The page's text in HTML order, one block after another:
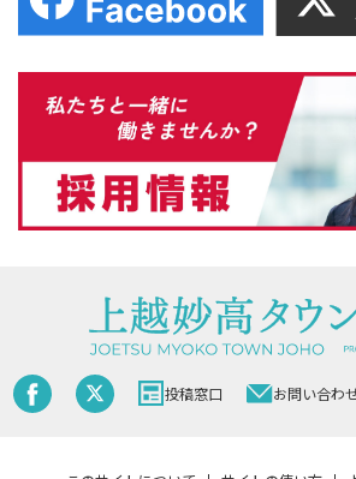
投稿窓口 お問い合わ